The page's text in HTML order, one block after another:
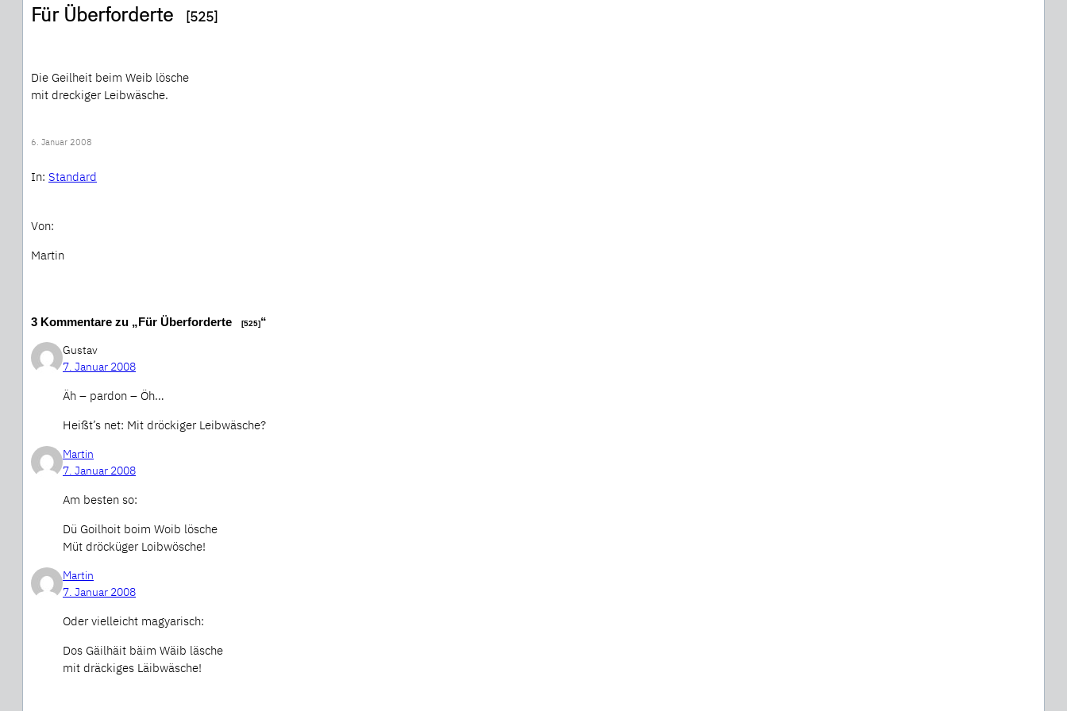
Für Überforderte [525]
Die Geilheit beim Weib lösche
mit dreckiger Leibwäsche.
6. Januar 2008
In: Standard
Von:
Martin
3 Kommentare zu „Für Überforderte [525]“
Gustav
7. Januar 2008
Äh – pardon – Öh…
Heißt’s net: Mit dröckiger Leibwäsche?
Martin
7. Januar 2008
Am besten so:
Dü Goilhoit boim Woib lösche
Müt dröcküger Loibwösche!
Martin
7. Januar 2008
Oder vielleicht magyarisch:
Dos Gäilhäit bäim Wäib läsche
mit dräckiges Läibwäsche!